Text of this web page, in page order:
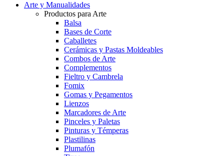
Arte y Manualidades
Productos para Arte
Balsa
Bases de Corte
Caballetes
Cerámicas y Pastas Moldeables
Combos de Arte
Complementos
Fieltro y Cambrela
Fomix
Gomas y Pegamentos
Lienzos
Marcadores de Arte
Pinceles y Paletas
Pinturas y Témperas
Plastilinas
Plumafón